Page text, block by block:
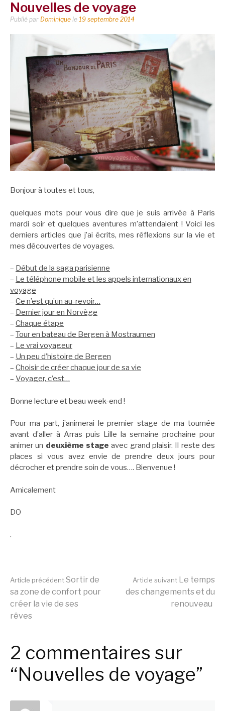
Nouvelles de voyage
Publié par Dominique le 19 septembre 2014
Bonjour à toutes et tous,
quelques mots pour vous dire que je suis arrivée à Paris
mardi soir et quelques aventures m’attendaient ! Voici les
derniers articles que j’ai écrits, mes réflexions sur la vie et
mes découvertes de voyages.
– Début de la saga parisienne
– Le téléphone mobile et les appels internationaux en
voyage
– Ce n’est qu’un au-revoir…
– Dernier jour en Norvège
– Chaque étape
– Tour en bateau de Bergen à Mostraumen
– Le vrai voyageur
– Un peu d’histoire de Bergen
– Choisir de créer chaque jour de sa vie
– Voyager, c’est…
Bonne lecture et beau week-end !
Pour ma part, j’animerai le premier stage de ma tournée
avant d’aller à Arras puis Lille la semaine prochaine pour
animer un deuxième stage avec grand plaisir. Il reste des
places si vous avez envie de prendre deux jours pour
décrocher et prendre soin de vous…. Bienvenue !
Amicalement
DO
.
Lire
la
suite
Article précédentSortir de
sa zone de confort pour
créer la vie de ses
rêves
Article suivant Le temps
des changements et du
renouveau
2 commentaires sur
“Nouvelles de voyage”